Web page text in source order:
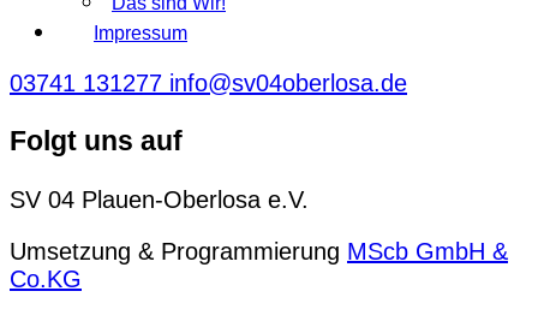
Impressum
03741 131277 info@sv04oberlosa.de
Folgt uns auf
SV 04 Plauen-Oberlosa e.V.
Umsetzung & Programmierung MScb GmbH &
Co.KG